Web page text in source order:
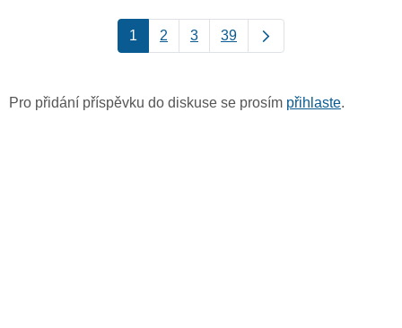
1 2 3 39
Pro přidání příspěvku do diskuse se prosím přihlaste.